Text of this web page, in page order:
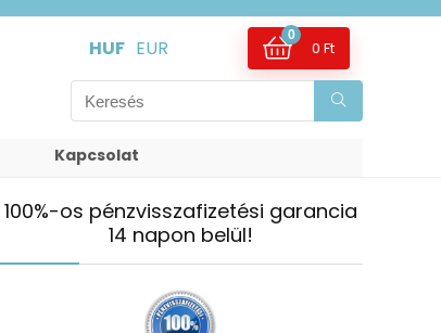
HUF EUR
0
0 Ft
Kapcsolat
100%-os pénzvisszafizetési garancia
14 napon belül!